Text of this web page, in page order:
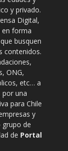
y privado.
Digital,
en forma
busquen
contenidos.
ONG,
etc… a
por una
para Chile
y
grupo de
de Portal